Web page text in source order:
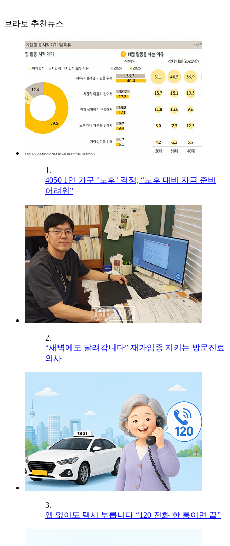
브라보 추천뉴스
1.
4050 1인 가구 ‘노후’ 걱정, “노후 대비 자금 준비
어려워”
2.
“새벽에도 달려갑니다” 재가임종 지키는 방문진료
의사
3.
앱 없이도 택시 부릅니다 “120 전화 한 통이면 끝”